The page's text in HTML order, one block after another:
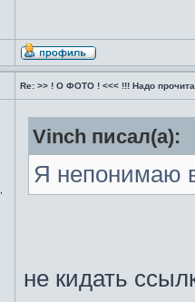
Re: >> ! О ФОТО ! <<< !!! Надо
Vinch писал(а):
Я непонимаю
не кидать